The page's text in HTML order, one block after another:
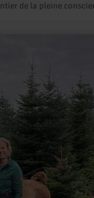
de la pleine